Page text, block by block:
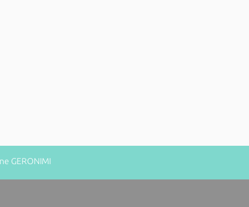
GERONIMI